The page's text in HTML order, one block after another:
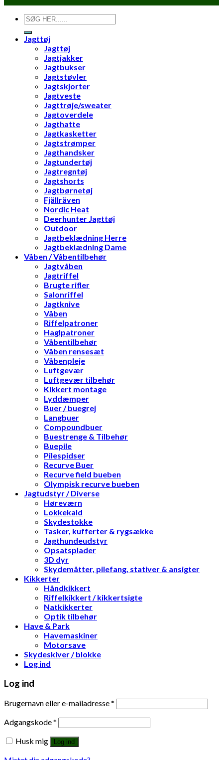
Søg
efter:
Jagttøj
Jagttøj
Jagtjakker
Jagtbukser
Jagtstøvler
Jagtskjorter
Jagtveste
Jagttrøje/sweater
Jagtoverdele
Jagthatte
Jagtkasketter
Jagtstrømper
Jagthandsker
Jagtundertøj
Jagtregntøj
Jagtshorts
Jagtbørnetøj
Fjällräven
Nordic Heat
Deerhunter Jagttøj
Outdoor
Jagtbeklædning Herre
Jagtbeklædning Dame
Våben / Våbentilbehør
Jagtvåben
Jagtriffel
Brugte rifler
Salonriffel
Jagtknive
Våben
Riffelpatroner
Haglpatroner
Våbentilbehør
Våben rensesæt
Våbenpleje
Luftgevær
Luftgevær tilbehør
Kikkert montage
Lyddæmper
Buer / buegrej
Langbuer
Compoundbuer
Buestrenge & Tilbehør
Buepile
Pilespidser
Recurve Buer
Recurve field bueben
Olympisk recurve bueben
Jagtudstyr / Diverse
Høreværn
Lokkekald
Skydestokke
Tasker, kufferter & rygsække
Jagthundeudstyr
Opsatsplader
3D dyr
Skydemåtter, pilefang, stativer & ansigter
Kikkerter
Håndkikkert
Riffelkikkert / kikkertsigte
Natkikkerter
Optik tilbehør
Have & Park
Havemaskiner
Motorsave
Skydeskiver / blokke
Log ind
Log ind
Brugernavn eller e-mailadresse*
Adgangskode*
Husk mig
Log ind